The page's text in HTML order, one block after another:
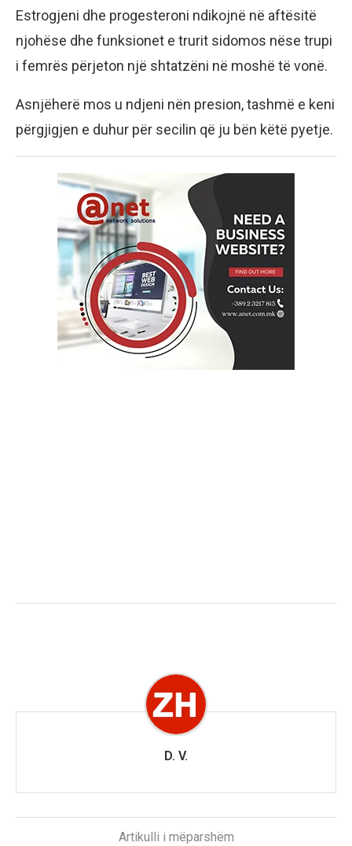
Estrogjeni dhe progesteroni ndikojnë në aftësitë
njohëse dhe funksionet e trurit sidomos nëse trupi
i femrës përjeton një shtatzëni në moshë të vonë.
Asnjëherë mos u ndjeni nën presion, tashmë e keni
përgjigjen e duhur për secilin që ju bën këtë pyetje.
D. V.
Artikulli i mëparshëm